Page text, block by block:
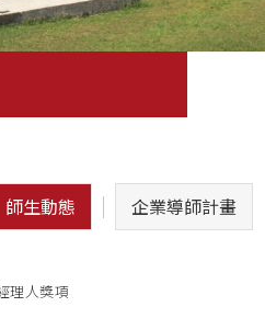
師生動態 企業導師計畫
理人獎項